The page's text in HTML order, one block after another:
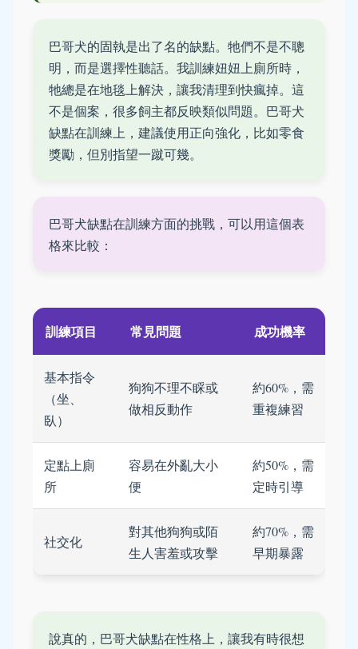
巴哥犬的固執是出了名的缺點。牠們不是不聰
明，而是選擇性聽話。我訓練妞妞上廁所時，
牠總是在地毯上解決，讓我清理到快瘋掉。這
不是個案，很多飼主都反映類似問題。巴哥犬
缺點在訓練上，建議使用正向強化，比如零食
獎勵，但別指望一蹴可幾。
巴哥犬缺點在訓練方面的挑戰，可以用這個表
格來比較：
訓練項目 常見問題 成功機率
基本指令
（坐、
臥）
狗狗不理不睬或
做相反動作
約60%，需
重複練習
定點上廁
所
容易在外亂大小
便
約50%，需
定時引導
社交化
對其他狗狗或陌
生人害羞或攻擊
約70%，需
早期暴露
說真的，巴哥犬缺點在性格上，讓我有時很想